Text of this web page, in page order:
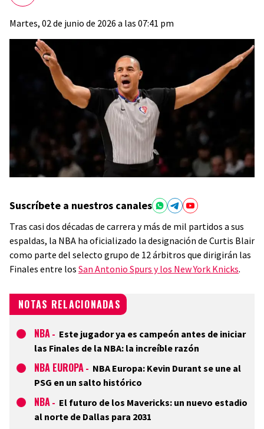
Martes, 02 de junio de 2026 a las 07:41 pm
Suscríbete a nuestros canales
Tras casi dos décadas de carrera y más de mil partidos a sus
espaldas, la NBA ha oficializado la designación de Curtis Blair
como parte del selecto grupo de 12 árbitros que dirigirán las
Finales entre los San Antonio Spurs y los New York Knicks.
NOTAS RELACIONADAS
NBA - Este jugador ya es campeón antes de iniciar
las Finales de la NBA: la increíble razón
NBA EUROPA - NBA Europa: Kevin Durant se une al
PSG en un salto histórico
NBA - El futuro de los Mavericks: un nuevo estadio
al norte de Dallas para 2031